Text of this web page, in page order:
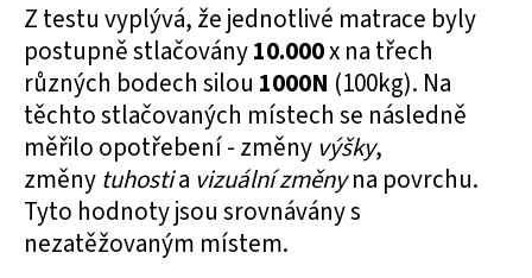
Z testu vyplývá, že jednotlivé matrace byly
postupně stlačovány10.000x na třech
různých bodech silou 1000N (100kg). Na
těchto stlačovaných místech se následně
měřilo opotřebení - změny výšky,
změny tuhostia vizuální změny na povrchu.
Tyto hodnoty jsou srovnávány s
nezatěžovaným místem.